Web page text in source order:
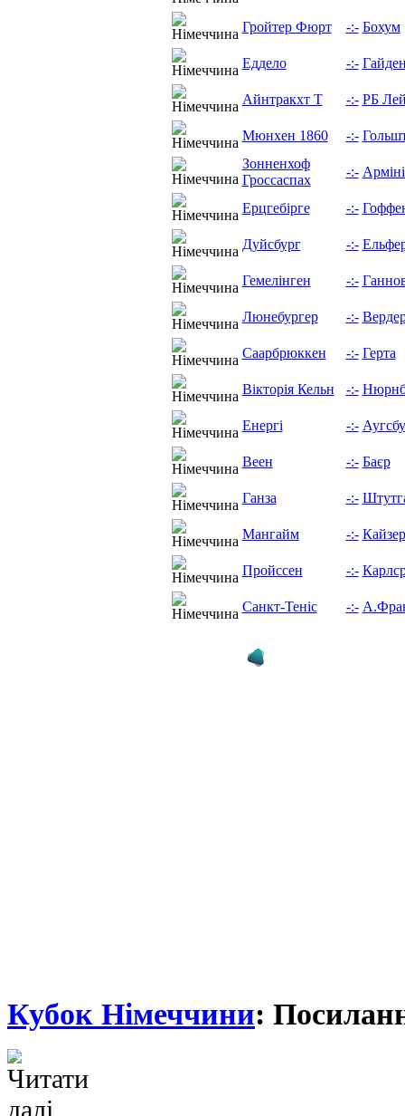
Гройтер Фюрт -:- Бохум
Еддело -:-
Айнтракхт Т -:- РБ
Мюнхен 1860 -:-
Зонненхоф
Гроссаспах
-:-
Ерцгебірге -:-
Дуйсбург -:-
Гемелінген -:-
Люнебургер -:-
Саарбрюккен -:- Герта
Вікторія Кельн -:-
Енергі -:-
Веен -:- Баєр
Ганза -:-
Мангайм -:-
Пройссен -:-
Санкт-Теніс -:-
Кубок Німеччини: